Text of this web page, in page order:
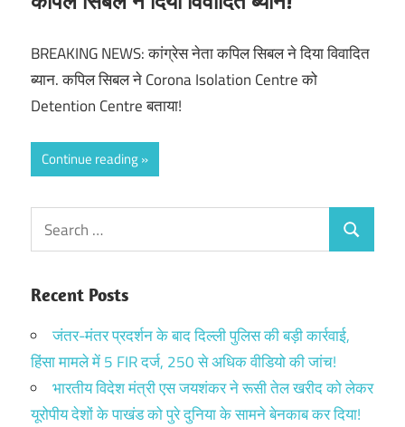
BREAKING NEWS: कांग्रेस नेता कपिल सिबल ने दिया विवादित
ब्यान. कपिल सिबल ने Corona Isolation Centre को
Detention Centre बताया!
Continue reading
Search
for:
Search
Recent Posts
जंतर-मंतर प्रदर्शन के बाद दिल्ली पुलिस की बड़ी कार्रवाई,
हिंसा मामले में 5 FIR दर्ज, 250 से अधिक वीडियो की जांच!
भारतीय विदेश मंत्री एस जयशंकर ने रूसी तेल खरीद को लेकर
यूरोपीय देशों के पाखंड को पुरे दुनिया के सामने बेनकाब कर दिया!